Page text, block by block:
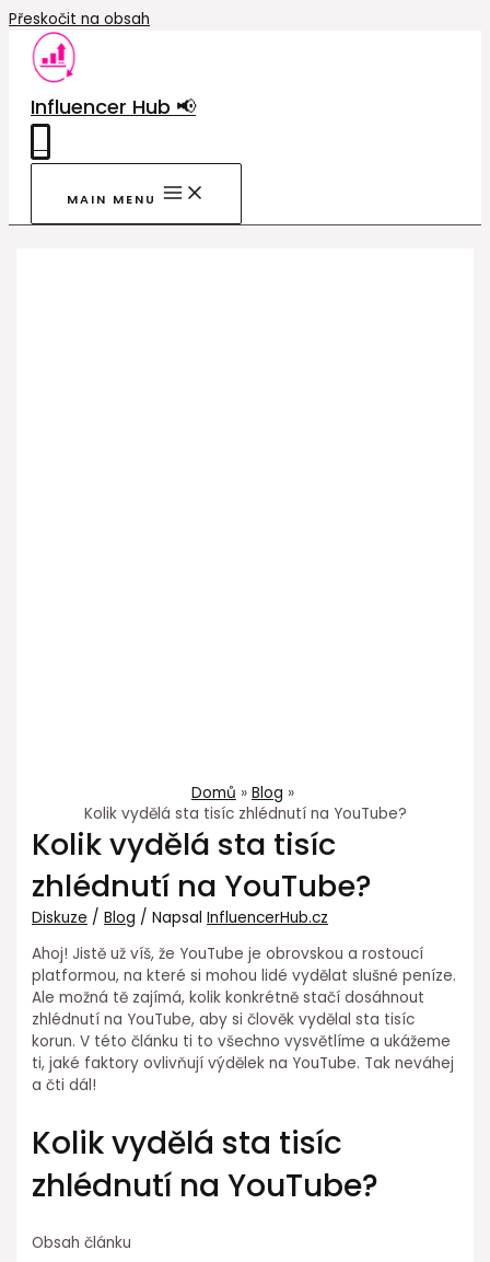
Přeskočit na obsah
Influencer Hub 📢
MAIN MENU
Domů
Blog
Kolik vydělá sta tisíc zhlédnutí na YouTube?
Kolik vydělá sta tisíc
zhlédnutí na YouTube?
Diskuze /Blog / NapsalInfluencerHub.cz
Ahoj! Jistě už víš, že YouTube je obrovskou a rostoucí
platformou, na které si mohou lidé vydělat slušné peníze.
Ale možná tě zajímá, kolik konkrétně stačí dosáhnout
zhlédnutí na YouTube, aby si člověk vydělal sta tisíc
korun. V této článku ti to všechno vysvětlíme a ukážeme
ti, jaké faktory ovlivňují výdělek na YouTube. Tak neváhej
a čti dál!
Kolik vydělá sta tisíc
zhlédnutí na YouTube?
Obsah článku